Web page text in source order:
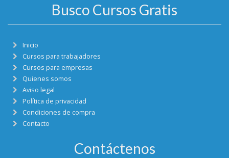
Busco Cursos Gratis
Inicio
Cursos para trabajadores
Cursos para empresas
Quienes somos
Aviso legal
Política de privacidad
Condiciones de compra
Contacto
Contáctenos